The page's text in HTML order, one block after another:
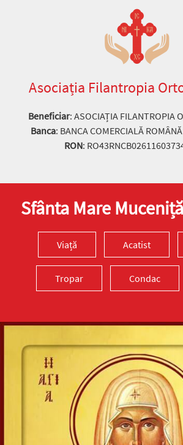
Asociația Filantropia
Beneficiar: ASOCIAȚIA FILANTROPIA
Banca: BANCA COMERCIALĂ
RON:
Sfânta Mare
Viață Acatist
Tropar Condac